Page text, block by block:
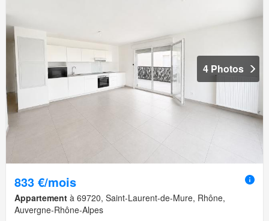
4 Photos
833 €/mois
Appartement à 69720, Saint-Laurent-de-Mure, Rhône,
Auvergne-Rhône-Alpes